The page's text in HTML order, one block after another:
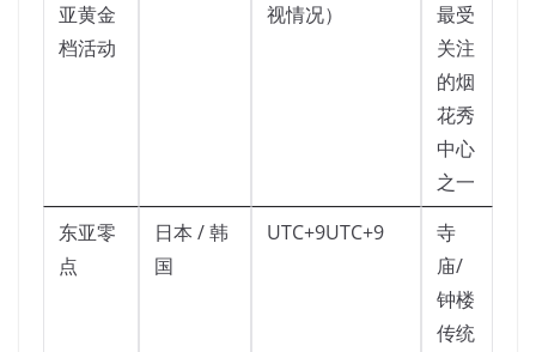
亚黄金
档活动
视情况）
最受
关注
的烟
花秀
中心
之一
东亚零
点
日本 / 韩
国
UTC+9UTC+9
寺
庙/
钟楼
传统